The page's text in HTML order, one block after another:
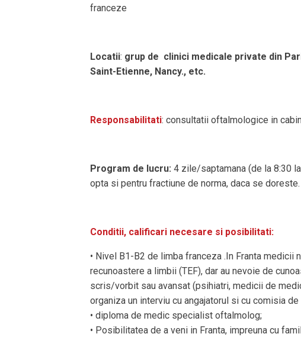
franceze
Locatii: grup de clinici medicale private din
Saint-Etienne, Nancy., etc.
Responsabilitati: consultatii oftalmologice in
Program de lucru: 4 zile/saptamana (de la 8:30
opta si pentru fractiune de norma, daca se doreste.
Conditii, calificari necesare si posibilitati:
• Nivel B1-B2 de limba franceza .In Franta medicii
recunoastere a limbii (TEF), dar au nevoie de
scris/vorbit sau avansat (psihiatri, medicii de
organiza un interviu cu angajatorul si cu comisia
• diploma de medic specialist oftalmolog;
• Posibilitatea de a veni in Franta, impreuna cu